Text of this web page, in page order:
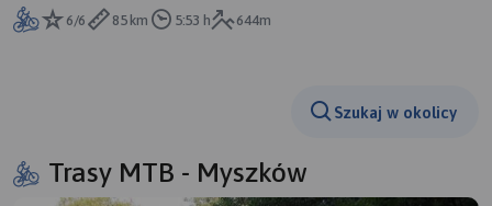
6/6
85 km 5:53 h 644m
Szukaj w okolicy
Trasy MTB - Myszków